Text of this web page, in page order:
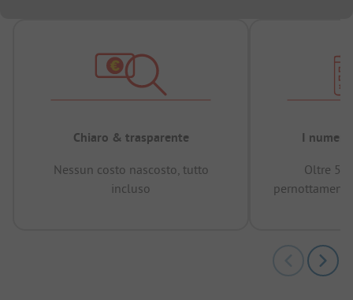
Chiaro & trasparente
Nessun costo nascosto, tutto
incluso
I numeri
Oltre